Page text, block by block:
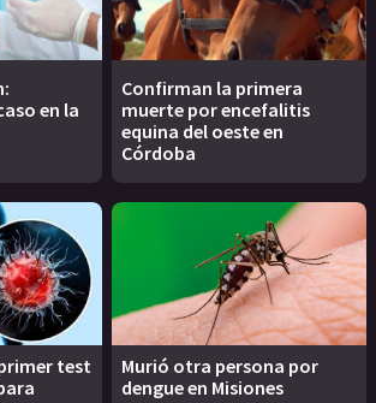
en la
Confirman la primera
muerte por encefalitis
equina del oeste en
Córdoba
test
Murió otra persona por
dengue en Misiones